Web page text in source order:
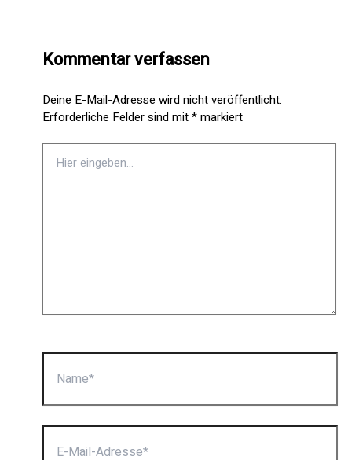
Kommentar verfassen
Deine E-Mail-Adresse wird nicht veröffentlicht.
Erforderliche Felder sind mit*markiert
eingeben…
Name*
E-
Mail-